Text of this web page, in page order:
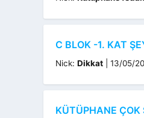
C BLOK -1. KAT
Nick: Dikkat 13/05/
KÜTÜPHANE ÇOK